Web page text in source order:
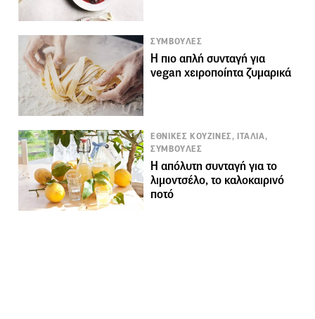
ΣΥΜΒΟΥΛΕΣ
Η πιο απλή συνταγή για
vegan χειροποίητα ζυμαρικά
ΕΘΝΙΚΕΣ ΚΟΥΖΙΝΕΣ, ΙΤΑΛΙΑ,
ΣΥΜΒΟΥΛΕΣ
Η απόλυτη συνταγή για το
λιμοντσέλο, το καλοκαιρινό
ποτό